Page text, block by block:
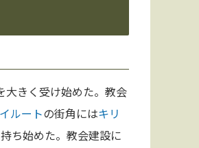
大きく受け始めた。教会
ルートの街角にはキリ
ち始めた。教会建設に